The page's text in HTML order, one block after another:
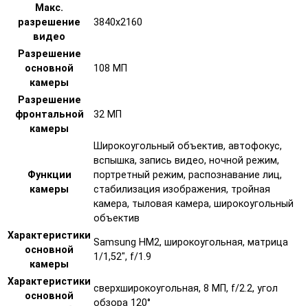
Макс.
разрешение
видео
3840x2160
Разрешение
основной
камеры
108 МП
Разрешение
фронтальной
камеры
32 МП
Функции
камеры
Широкоугольный объектив, автофокус,
вспышка, запись видео, ночной режим,
портретный режим, распознавание лиц,
стабилизация изображения, тройная
камера, тыловая камера, широкоугольный
объектив
Характеристики
основной
камеры
Samsung HM2, широкоугольная, матрица
1/1,52", f/1.9
Характеристики
основной
сверхширокоугольная, 8 МП, f/2.2, угол
обзора 120°